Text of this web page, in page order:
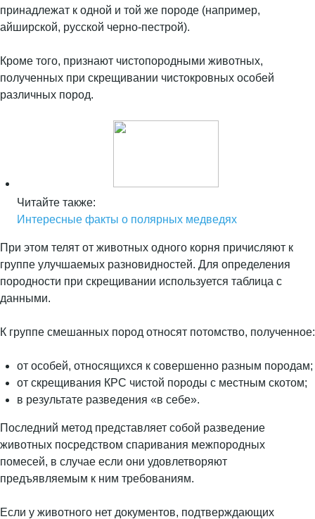
принадлежат к одной и той же породе (например,
айширской, русской черно-пестрой).
Кроме того, признают чистопородными животных,
полученных при скрещивании чистокровных особей
различных пород.
Читайте также:
Интересные факты о полярных медведях
При этом телят от животных одного корня причисляют к
группе улучшаемых разновидностей. Для определения
породности при скрещивании используется таблица с
данными.
К группе смешанных пород относят потомство, полученное:
от особей, относящихся к совершенно разным породам;
от скрещивания КРС чистой породы с местным скотом;
в результате разведения «в себе».
Последний метод представляет собой разведение
животных посредством спаривания межпородных
помесей, в случае если они удовлетворяют
предъявляемым к ним требованиям.
Если у животного нет документов, подтверждающих